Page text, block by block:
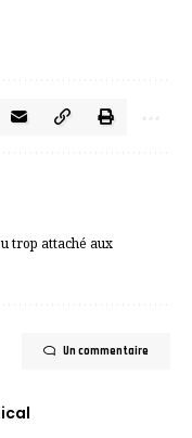
trop attaché aux
Un commentaire